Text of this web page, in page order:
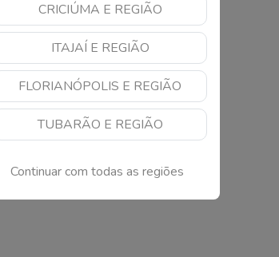
CRICIÚMA E REGIÃO
ITAJAÍ E REGIÃO
FLORIANÓPOLIS E REGIÃO
TUBARÃO E REGIÃO
Continuar com todas as regiões